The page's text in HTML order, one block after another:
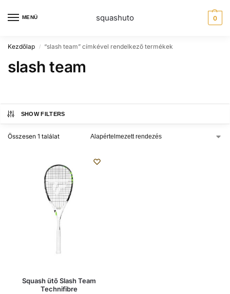
MENÜ squashuto 0
Kezdőlap / “slash team” címkével rendelkező termékek
slash team
SHOW FILTERS
Összesen 1 találat
Squash ütő Slash Team
Technifibre